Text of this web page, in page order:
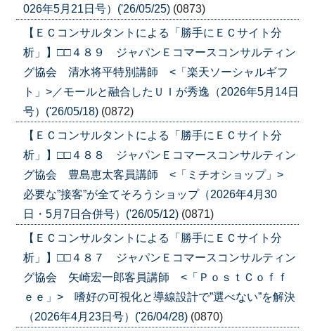
026年5月21日号）('26/05/25) (0873)
【ＥＣコンサルタントによる「勝手にＥＣサイト分
析」】□□４８９ ジャパンＥコマースコンサルティン
グ協会 清水将平特別講師 <「楽天ソーシャルギフ
ト」>／モールと融合したＵＩが秀逸（2026年5月14日
号）('26/05/18) (0872)
【ＥＣコンサルタントによる「勝手にＥＣサイト分
析」】□□４８８ ジャパンＥコマースコンサルティン
グ協会 豊島恵太客員講師 <「ミチオショップ」>
必要な”接客”が全てそろうショップ（2026年4月30
日・5月7日合併号）('26/05/12) (0871)
【ＥＣコンサルタントによる「勝手にＥＣサイト分
析」】□□４８７ ジャパンＥコマースコンサルティン
グ協会 矢崎宏一郎客員講師 <「ＰｏｓｔＣｏｆｆ
ｅｅ」> 嗜好の可視化と導線設計で”選べない”を解決
（2026年4月23日号）('26/04/28) (0870)